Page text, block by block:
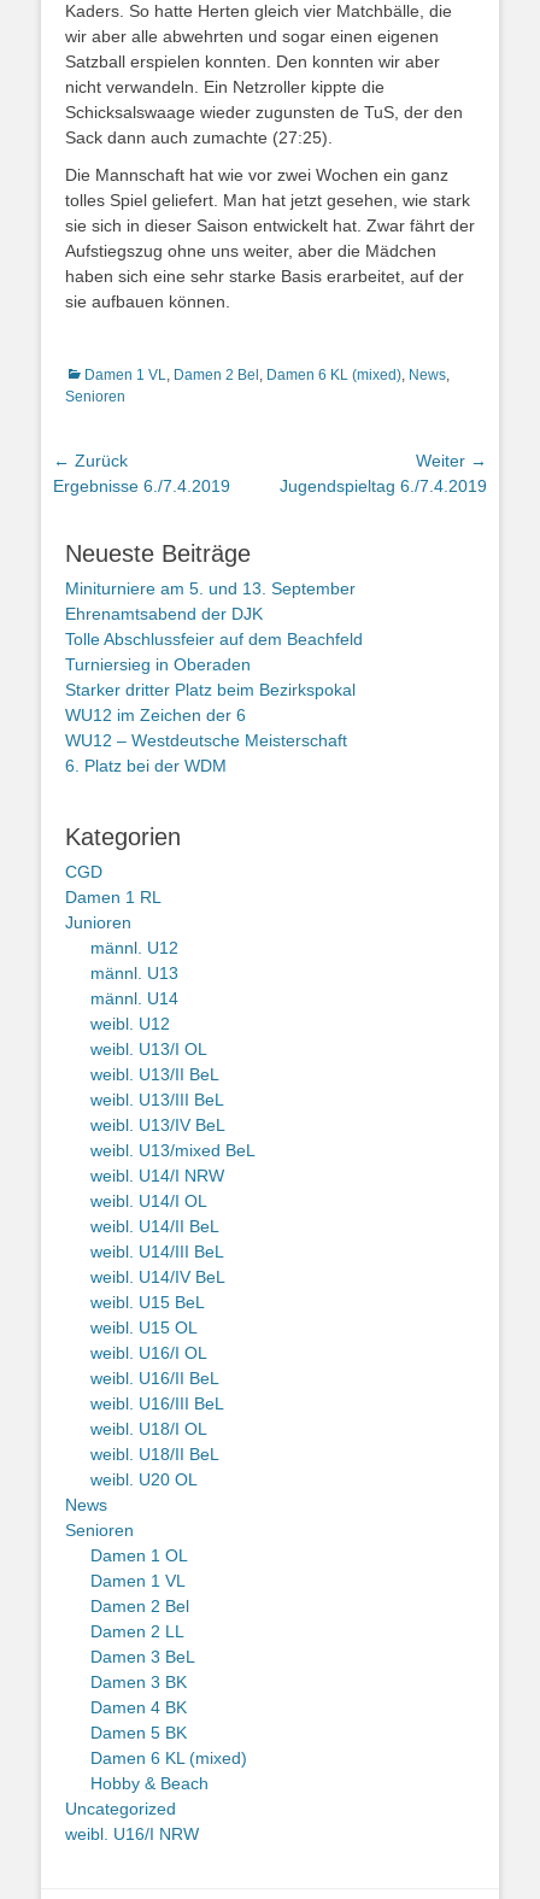
Kaders. So hatte Herten gleich vier Matchbälle, die
wir aber alle abwehrten und sogar einen eigenen
Satzball erspielen konnten. Den konnten wir aber
nicht verwandeln. Ein Netzroller kippte die
Schicksalswaage wieder zugunsten de TuS, der den
Sack dann auch zumachte (27:25).
Die Mannschaft hat wie vor zwei Wochen ein ganz
tolles Spiel geliefert. Man hat jetzt gesehen, wie stark
sie sich in dieser Saison entwickelt hat. Zwar fährt der
Aufstiegszug ohne uns weiter, aber die Mädchen
haben sich eine sehr starke Basis erarbeitet, auf der
sie aufbauen können.
Kategorien
Damen 1 VL, Damen 2 Bel , Damen 6 KL (mixed), News,
Senioren
Beitragsnavigation
← Zurück
Vorheriger
Ergebnisse 6./7.4.2019
Weiter →
Nächster
Jugendspieltag 6./7.4.2019
Neueste Beiträge
Miniturniere am 5. und 13. September
Ehrenamtsabend der DJK
Tolle Abschlussfeier auf dem Beachfeld
Turniersieg in Oberaden
Starker dritter Platz beim Bezirkspokal
WU12 im Zeichen der 6
WU12 – Westdeutsche Meisterschaft
6. Platz bei der WDM
Kategorien
CGD
Damen 1 RL
Junioren
männl. U12
männl. U13
männl. U14
weibl. U12
weibl. U13/I OL
weibl. U13/II BeL
weibl. U13/III BeL
weibl. U13/IV BeL
weibl. U13/mixed BeL
weibl. U14/I NRW
weibl. U14/I OL
weibl. U14/II BeL
weibl. U14/III BeL
weibl. U14/IV BeL
weibl. U15 BeL
weibl. U15 OL
weibl. U16/I OL
weibl. U16/II BeL
weibl. U16/III BeL
weibl. U18/I OL
weibl. U18/II BeL
weibl. U20 OL
News
Senioren
Damen 1 OL
Damen 1 VL
Damen 2 Bel
Damen 2 LL
Damen 3 BeL
Damen 3 BK
Damen 4 BK
Damen 5 BK
Damen 6 KL (mixed)
Hobby & Beach
Uncategorized
weibl. U16/I NRW